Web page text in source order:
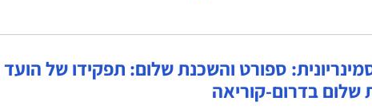
ספורט והשכנת שלום: תפקידו של הועד
שלום בדרום-קוריאה